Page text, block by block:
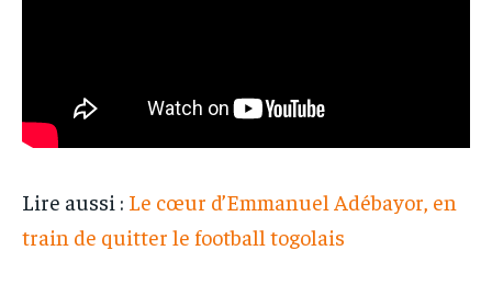
Lire aussi : Le cœur d’Emmanuel Adébayor, en
train de quitter le football togolais